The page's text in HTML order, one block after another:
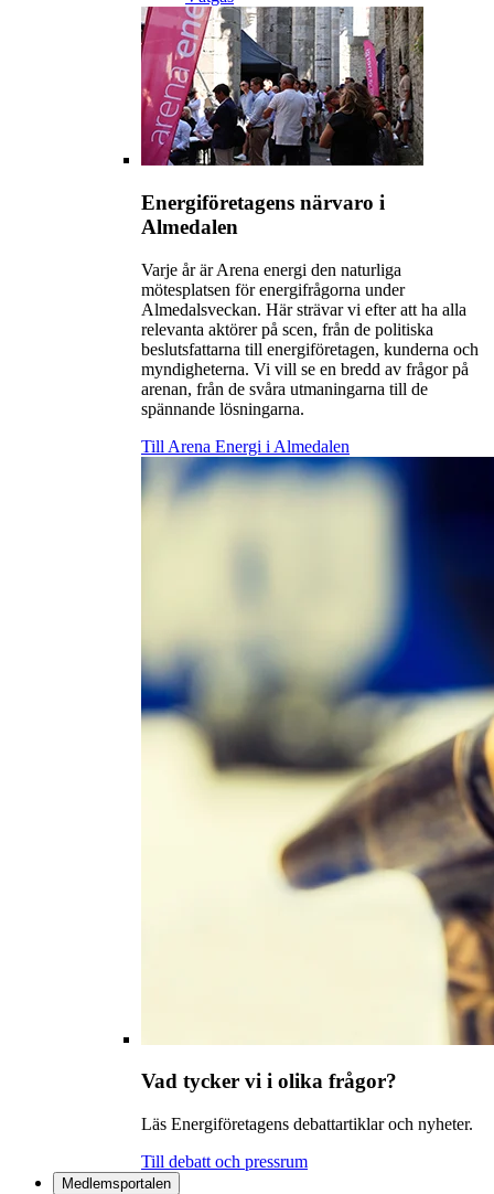
Energiföretagens närvaro i
Almedalen
Varje år är Arena energi den naturliga
mötesplatsen för energifrågorna under
Almedalsveckan. Här strävar vi efter att ha alla
relevanta aktörer på scen, från de politiska
beslutsfattarna till energiföretagen, kunderna och
myndigheterna. Vi vill se en bredd av frågor på
arenan, från de svåra utmaningarna till de
spännande lösningarna.
Till Arena Energi i Almedalen
Vad tycker vi i olika frågor?
Läs Energiföretagens debattartiklar och nyheter.
Till debatt och pressrum
Medlemsportalen